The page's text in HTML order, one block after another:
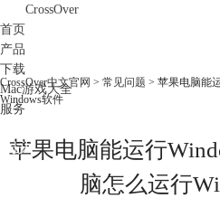
CrossOver
首页
产品
下载
Mac游戏大全
服务
购买
CrossOver中文官网 > 常见问题 > 苹果电脑能
Windows软件
苹果电脑能运行
脑怎么运行